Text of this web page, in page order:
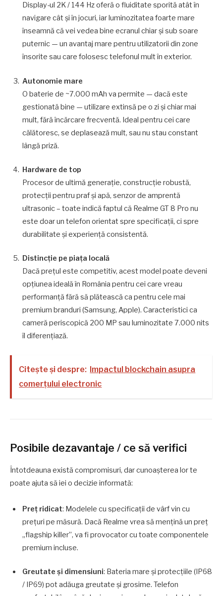
Display-ul 2K / 144 Hz oferă o fluiditate sporită atât în
navigare cât şi în jocuri, iar luminozitatea foarte mare
înseamnă că vei vedea bine ecranul chiar şi sub soare
puternic — un avantaj mare pentru utilizatorii din zone
însorite sau care folosesc telefonul mult în exterior.
Autonomie mare
O baterie de ~7.000 mAh va permite — dacă este
gestionată bine — utilizare extinsă pe o zi şi chiar mai
mult, fără încărcare frecventă. Ideal pentru cei care
călătoresc, se deplasează mult, sau nu stau constant
lângă priză.
Hardware de top
Procesor de ultimă generaţie, construcţie robustă,
protecții pentru praf şi apă, senzor de amprentă
ultrasonic – toate indică faptul că Realme GT 8 Pro nu
este doar un telefon orientat spre specificaţii, ci spre
durabilitate şi experienţă consistentă.
Distincţie pe piaţa locală
Dacă preţul este competitiv, acest model poate deveni
opţiunea ideală în România pentru cei care vreau
performanţă fără să plătească ca pentru cele mai
premium branduri (Samsung, Apple). Caracteristici ca
cameră periscopică 200 MP sau luminozitate 7.000 nits
îl diferenţiază.
Citește și despre:
Impactul blockchain asupra
comerțului electronic
Posibile dezavantaje / ce să verifici
Întotdeauna există compromisuri, dar cunoaşterea lor te
poate ajuta să iei o decizie informată:
Preţ ridicat: Modelele cu specificaţii de vârf vin cu
preţuri pe măsură. Dacă Realme vrea să menţină un preţ
„flagship killer”, va fi provocator cu toate componentele
premium incluse.
Greutate şi dimensiuni: Bateria mare şi protecţiile (IP68
/ IP69) pot adăuga greutate şi grosime. Telefon